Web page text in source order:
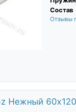
Состав
Отзывы
Нежный 60х120